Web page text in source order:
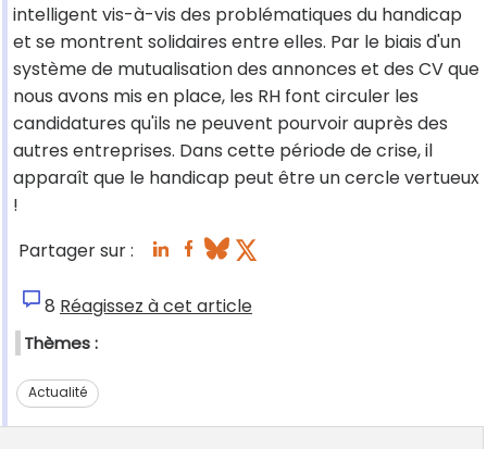
intelligent vis-à-vis des problématiques du handicap
et se montrent solidaires entre elles. Par le biais d'un
système de mutualisation des annonces et des CV que
nous avons mis en place, les RH font circuler les
candidatures qu'ils ne peuvent pourvoir auprès des
autres entreprises. Dans cette période de crise, il
apparaît que le handicap peut être un cercle vertueux
!
Partager sur :
8 Réagissez à cet article
Thèmes :
Actualité